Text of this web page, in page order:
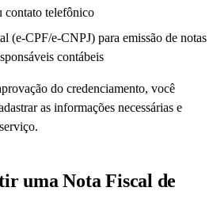
contato telefônico
(e-CPF/e-CNPJ) para emissão de notas
contábeis
do credenciamento, você
as informações necessárias e
uma Nota Fiscal de